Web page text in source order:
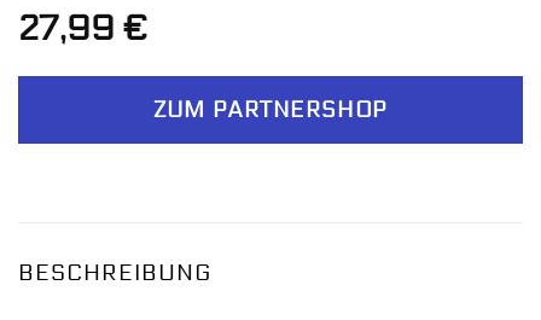
27,99 €
ZUM PARTNERSHOP
BESCHREIBUNG